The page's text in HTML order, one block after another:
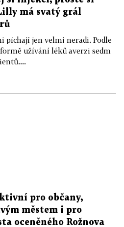
má svatý grál
píchají jen velmi neradi. Podle
užívání léků averzi sedm
pro občany,
městem i pro
oceněného Rožnova